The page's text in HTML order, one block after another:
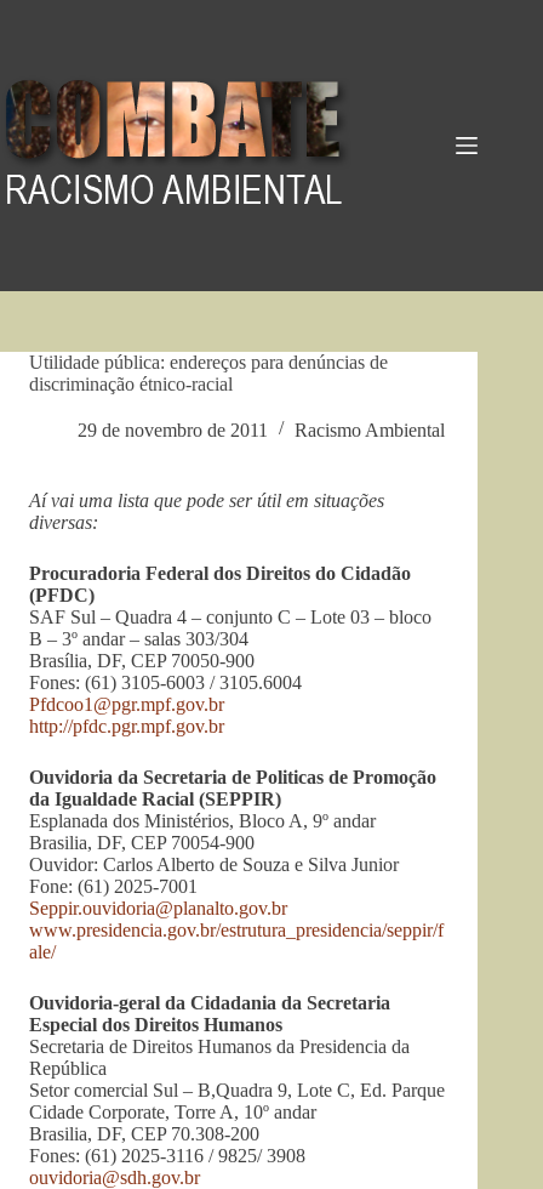
Utilidade pública: endereços para denúncias de
discriminação étnico-racial
29 de novembro de 2011 Racismo Ambiental
Aí vai uma lista que pode ser útil em situações
diversas:
Procuradoria Federal dos Direitos do Cidadão
(PFDC)
SAF Sul – Quadra 4 – conjunto C – Lote 03 – bloco
B – 3º andar – salas 303/304
Brasília, DF, CEP 70050-900
Fones: (61) 3105-6003 / 3105.6004
Pfdcoo1@pgr.mpf.gov.br
http://pfdc.pgr.mpf.gov.br
Ouvidoria da Secretaria de Politicas de Promoção
da Igualdade Racial (SEPPIR)
Esplanada dos Ministérios, Bloco A, 9º andar
Brasilia, DF, CEP 70054-900
Ouvidor: Carlos Alberto de Souza e Silva Junior
Fone: (61) 2025-7001
Seppir.ouvidoria@planalto.gov.br
www.presidencia.gov.br/estrutura_presidencia/seppir/f
ale/
Ouvidoria-geral da Cidadania da Secretaria
Especial dos Direitos Humanos
Secretaria de Direitos Humanos da Presidencia da
República
Setor comercial Sul – B,Quadra 9, Lote C, Ed. Parque
Cidade Corporate, Torre A, 10º andar
Brasilia, DF, CEP 70.308-200
Fones: (61) 2025-3116 / 9825/ 3908
ouvidoria@sdh.gov.br